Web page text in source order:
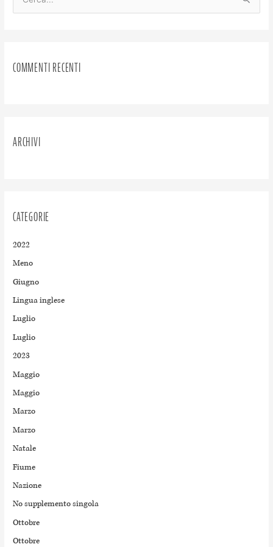
a
COMMENTI RECENTI
ARCHIVI
CATEGORIE
2022
Meno
Giugno
Lingua inglese
Luglio
Luglio
2023
Maggio
Maggio
Marzo
Marzo
Natale
Fiume
Nazione
No supplemento singola
Ottobre
Ottobre